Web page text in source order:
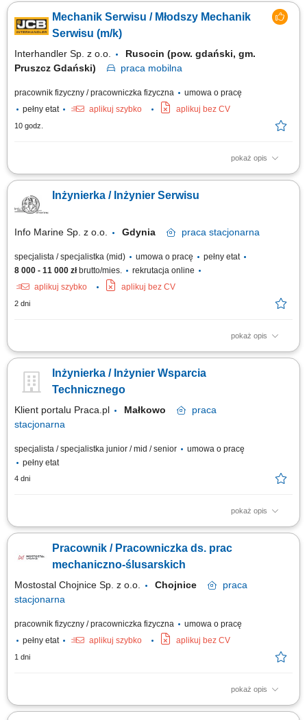
zgodnością z normami BHP. Natychmiastowe reagowanie na incydenty
techniczne w celu utrzymania ciągłości procesów. Prowadzenie
konserwacji zapobiegawczej i prewencyjnej aparatury produkcyjnej.
Mechanik Serwisu / Młodszy Mechanik
Serwisu (m/k)
Interhandler Sp. z o.o.
Rusocin (pow. gdański, gm.
Pruszcz Gdański)
praca mobilna
pracownik fizyczny / pracowniczka fizyczna
umowa o pracę
pełny etat
aplikuj szybko aplikuj bez CV
10 godz.
pokaż opis
Opis stanowiska: wykonywanie napraw gwarancyjnych i
klientów PracodawcyInżynierka / Inżynier Serwisu
Info Marine Sp. z o.o. Gdynia praca stacjonarna
specjalista / specjalistka (mid) umowa o pracę
pełny etat
8 000 - 11 000 złbrutto/mies.
rekrutacja online
aplikuj szybko
aplikuj bez CV
2 dni
pokaż opis
Zakres obowiązków: Wykonywanie pomiarów diagnostycznych na
maszyn wirujących oraz urządzeń okrętowych; Analiza wyników
pomiarów i sporządzanie raportów technicznych; Współpraca z
Inżynierka / Inżynier Wsparcia
Technicznego
Klient portalu Praca.pl Małkowo
praca
stacjonarna
specjalista / specjalistka junior / mid / senior
umowa o pracę
pełny etat
4 dni
pokaż opis
Analizowanie problemów technicznych i dobieranie technologii napraw
modernizacji i retrofitów istniejących układów; Opracowywanie procedur
rozruchowych oraz odbiorowych dla remontowanych urządzeń;
Pracownik / Pracowniczka ds. prac
mechaniczno-ślusarskich
Mostostal Chojnice Sp. z o.o. Chojnice
praca
stacjonarna
pracownik fizyczny / pracowniczka fizyczna
umowa o pracę
pełny etat
aplikuj szybko aplikuj bez CV
1 dni
pokaż opis
Zakres obowiązków: wykonywanie napraw uszkodzonych elementów